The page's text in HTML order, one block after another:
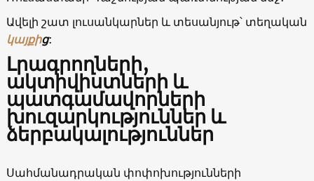
Ավելի շատ լուսանկարներ և տեսանյութ՝ տեղական
կայքից:
Լրագրողների,
ակտիվիստների և
պատգամավորների
խուզարկություններ և
ձերբակալություններ
Սահմանադրական փոփոխությունների